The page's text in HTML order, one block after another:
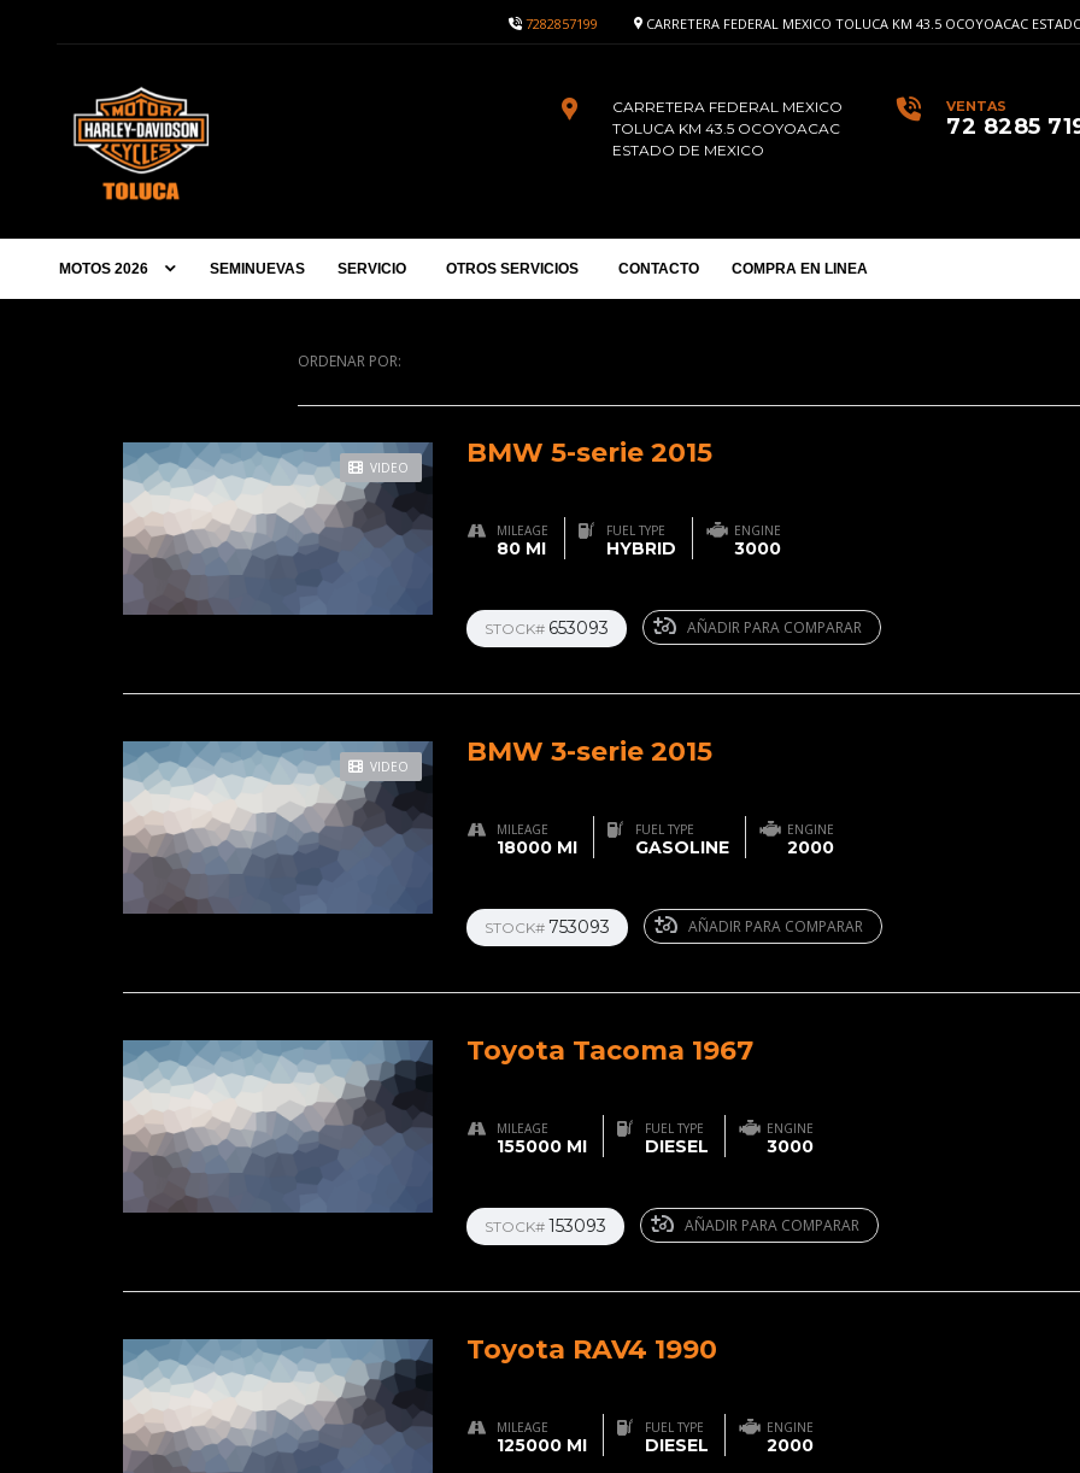
CARRETERA FEDERAL MEXICO TOLUCA KM 43.5 OCOYOACAC
7282857199
VENTAS
72 8285
CARRETERA FEDERAL MEXICO
TOLUCA KM 43.5 OCOYOACAC
ESTADO DE MEXICO
MOTOS 2026 SEMINUEVAS SERVICIO OTROS SERVICIOS CONTACTO COMPRA EN LINEA
ORDENAR POR:
VIDEO BMW 5-serie 2015
MILEAGE
80 MI
FUEL TYPE
HYBRID
ENGINE
3000
STOCK# 653093 AÑADIR PARA COMPARAR
VIDEO BMW 3-serie 2015
MILEAGE
18000 MI
FUEL TYPE
GASOLINE
ENGINE
2000
STOCK# 753093 AÑADIR PARA COMPARAR
Toyota Tacoma 1967
MILEAGE
155000 MI
FUEL TYPE
DIESEL
ENGINE
3000
STOCK# 153093 AÑADIR PARA COMPARAR
Toyota RAV4 1990
MILEAGE
125000 MI
FUEL TYPE
DIESEL
ENGINE
2000